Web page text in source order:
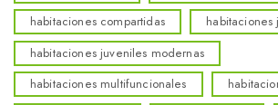
habitaciones compartidas
habitaciones
habitaciones juveniles modernas
habitaciones multifuncionales